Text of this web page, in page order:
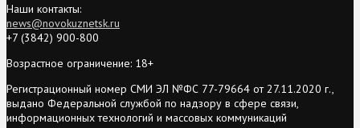
Наши контакты:
news@novokuznetsk.ru
+7 (3842) 900-800
Возрастное ограничение: 18+
Регистрационный номер СМИ ЭЛ №ФС 77-79664 от 27.11.2020 г.,
выдано Федеральной службой по надзору в сфере связи,
информационных технологий и массовых коммуникаций